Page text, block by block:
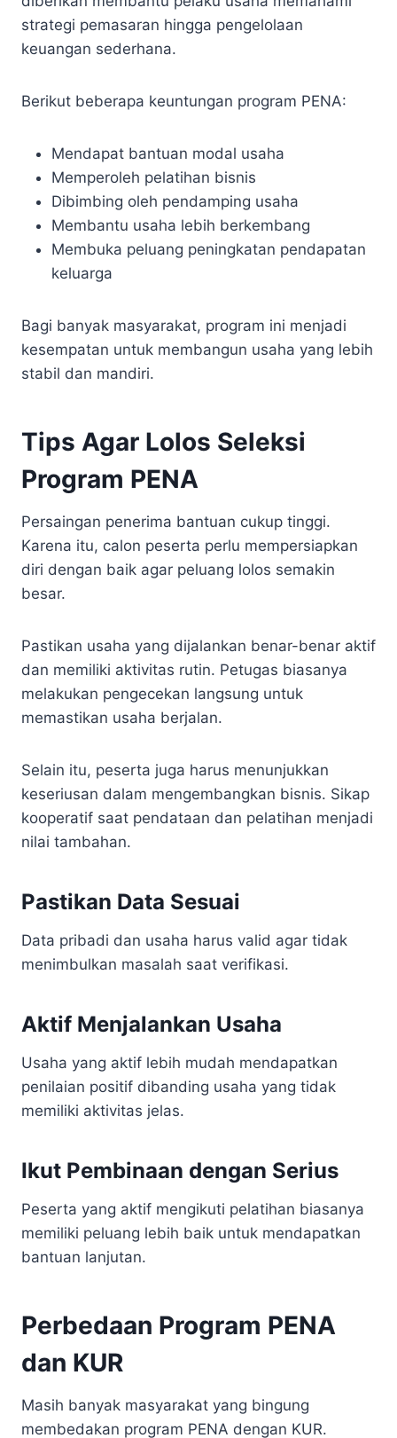
strategi pemasaran hingga pengelolaan
keuangan sederhana.
Berikut beberapa keuntungan program PENA:
Mendapat bantuan modal usaha
Memperoleh pelatihan bisnis
Dibimbing oleh pendamping usaha
Membantu usaha lebih berkembang
Membuka peluang peningkatan pendapatan
keluarga
Bagi banyak masyarakat, program ini menjadi
kesempatan untuk membangun usaha yang lebih
stabil dan mandiri.
Tips Agar Lolos Seleksi
Program PENA
Persaingan penerima bantuan cukup tinggi.
Karena itu, calon peserta perlu mempersiapkan
diri dengan baik agar peluang lolos semakin
besar.
Pastikan usaha yang dijalankan benar-benar aktif
dan memiliki aktivitas rutin. Petugas biasanya
melakukan pengecekan langsung untuk
memastikan usaha berjalan.
Selain itu, peserta juga harus menunjukkan
keseriusan dalam mengembangkan bisnis. Sikap
kooperatif saat pendataan dan pelatihan menjadi
nilai tambahan.
Pastikan Data Sesuai
Data pribadi dan usaha harus valid agar tidak
menimbulkan masalah saat verifikasi.
Aktif Menjalankan Usaha
Usaha yang aktif lebih mudah mendapatkan
penilaian positif dibanding usaha yang tidak
memiliki aktivitas jelas.
Ikut Pembinaan dengan Serius
Peserta yang aktif mengikuti pelatihan biasanya
memiliki peluang lebih baik untuk mendapatkan
bantuan lanjutan.
Perbedaan Program PENA
dan KUR
Masih banyak masyarakat yang bingung
membedakan program PENA dengan KUR.